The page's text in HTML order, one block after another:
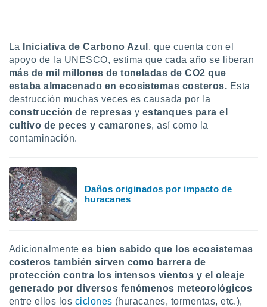
La Iniciativa de Carbono Azul , que cuenta con el
apoyo de la UNESCO, estima que cada año se liberan
más de mil millones de toneladas de CO2 que
estaba almacenado en ecosistemas costeros. Esta
destrucción muchas veces es causada por la
construcción de represas y estanques para el
cultivo de peces y camarones, así como la
contaminación.
Daños originados por impacto de
huracanes
Adicionalmentees bien sabido que los ecosistemas
costeros también sirven como barrera de
protección contra los intensos vientos y el oleaje
generado por diversos fenómenos meteorológicos
entre ellos los ciclones (huracanes, tormentas, etc.),